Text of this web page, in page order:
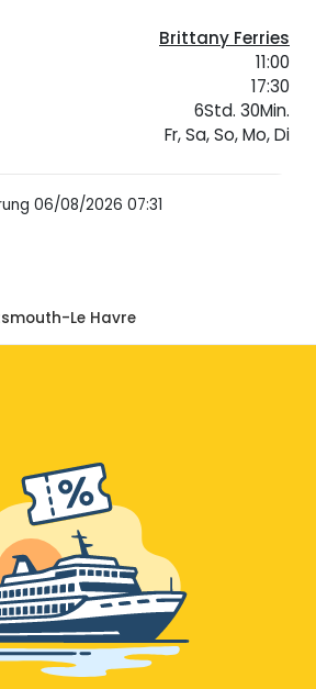
Brittany Ferries
11:00
17:30
6Std. 30Min.
Fr, Sa, So, Mo, Di
06/08/2026 07:31
Le Havre